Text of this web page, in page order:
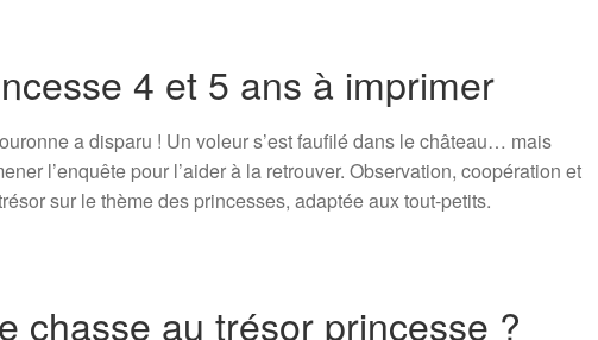
4 et 5 ans à imprimer
a disparu ! Un voleur s’est faufilé dans le château… mais
l’enquête pour l’aider à la retrouver. Observation, coopération et
sur le thème des princesses, adaptée aux tout-petits.
chasse au trésor princesse ?